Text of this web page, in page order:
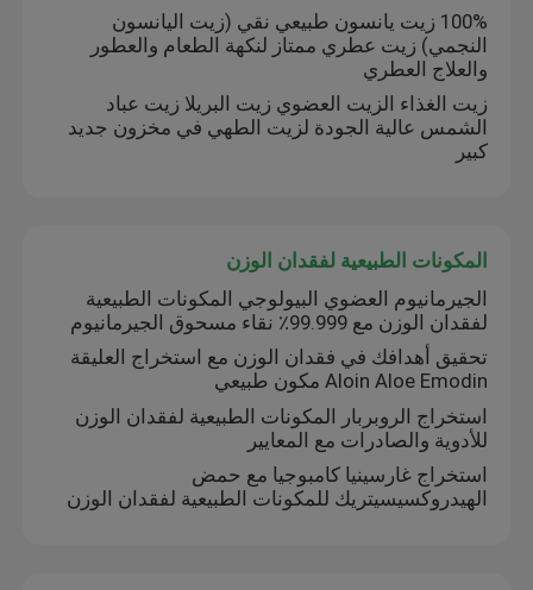
منتج الرعاية الصحية
100% زيت يانسون طبيعي نقي (زيت اليانسون
النجمي) زيت عطري ممتاز لنكهة الطعام والعطور
والعلاج العطري
زيت الغذاء الزيت العضوي زيت البريلا زيت عباد
الشمس عالية الجودة لزيت الطهي في مخزون جديد
كبير
المكونات الطبيعية لفقدان الوزن
الجيرمانيوم العضوي البيولوجي المكونات الطبيعية
لفقدان الوزن مع 99.999٪ نقاء مسحوق الجيرمانيوم
تحقيق أهدافك في فقدان الوزن مع استخراج العليقة
Aloin Aloe Emodin مكون طبيعي
استخراج الروبربار المكونات الطبيعية لفقدان الوزن
للأدوية والصادرات مع المعايير
استخراج غارسينيا كامبوجيا مع حمض
الهيدروكسيسيتريك للمكونات الطبيعية لفقدان الوزن